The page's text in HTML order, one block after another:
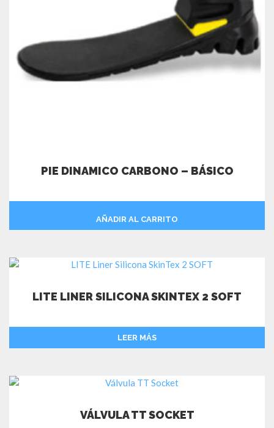
PIE DINAMICO CARBONO – BÁSICO
AÑADIR AL CARRITO
LITE LINER SILICONA SKINTEX 2 SOFT
LEER MÁS
VÁLVULA TT SOCKET